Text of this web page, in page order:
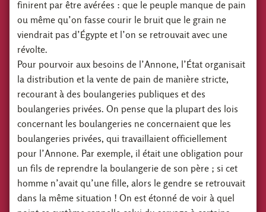
finirent par être avérées : que le peuple manque de pain
ou même qu’on fasse courir le bruit que le grain ne
viendrait pas d’Égypte et l’on se retrouvait avec une
révolte.
Pour pourvoir aux besoins de l’Annone, l’État organisait
la distribution et la vente de pain de manière stricte,
recourant à des boulangeries publiques et des
boulangeries privées. On pense que la plupart des lois
concernant les boulangeries ne concernaient que les
boulangeries privées, qui travaillaient officiellement
pour l’Annone. Par exemple, il était une obligation pour
un fils de reprendre la boulangerie de son père ; si cet
homme n’avait qu’une fille, alors le gendre se retrouvait
dans la même situation ! On est étonné de voir à quel